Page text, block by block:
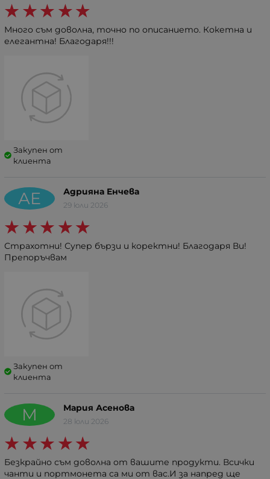
Много съм доволна, точно по описанието. Кокетна и
елегантна! Благодаря!!!
Закупен от
клиента
АЕ Адрияна Енчева
29 юли 2026
Страхотни! Супер бързи и коректни! Благодаря Ви!
Препоръчвам
Закупен от
клиента
М Мария Асенова
28 юли 2026
Безкрайно съм доволна от вашите продукти. Всички
чанти и портмонета са ми от вас.И за напред ще